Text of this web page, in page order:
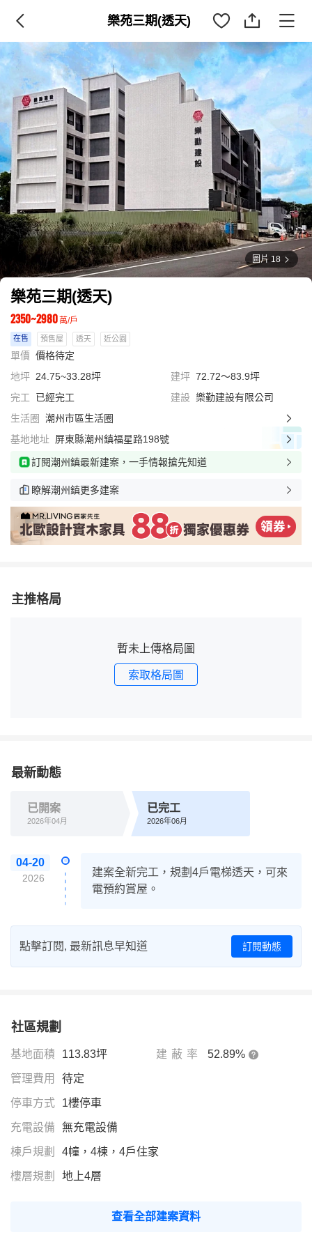
樂苑三期(透天)
圖片 18
樂苑三期(透天)
2350~2980萬/戶
在售 預售屋 透天 近公園
單價 價格待定
地坪 24.75~33.28坪 建坪 72.72～83.9坪
完工
已經完工 建設 樂勤建設有限公司
生活圈
潮州市區生活圈
基地地址 屏東縣潮州鎮福星路198號
訂閱潮州鎮最新建案，一手情報搶先知道
瞭解潮州鎮更多建案
主推格局
暫未上傳格局圖
索取格局圖
最新動態
已開案
2026年04月
已完工
2026年06月
04-20
2026
建案全新完工，規劃4戶電梯透天，可來
電預約賞屋。
點擊訂閱, 最新訊息早知道 訂閱動態
社區規劃
基地面積 113.83坪 建蔽率 52.89%
管理費用 待定
停車方式 1樓停車
充電設備 無充電設備
棟戶規劃 4幢，4棟，4戶住家
樓層規劃 地上4層
查看全部建案資料